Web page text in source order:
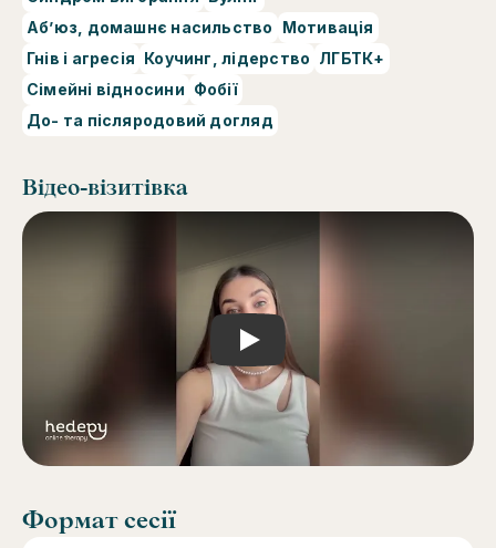
Абʼюз, домашнє насильство
Мотивація
Гнів і агресія Коучинг, лідерство ЛГБТК+
Сімейні відносини Фобії
До- та післяродовий догляд
Відео-візитівка
Play
Формат сесії